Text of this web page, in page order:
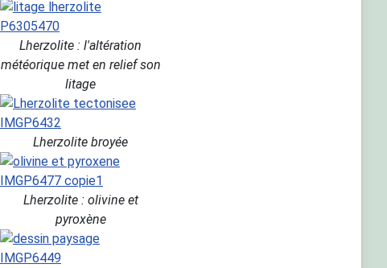
Lherzolite : l'altération
météorique met en relief son
litage
Lherzolite broyée
Lherzolite : olivine et
pyroxène